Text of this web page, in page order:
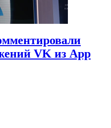
VK из App